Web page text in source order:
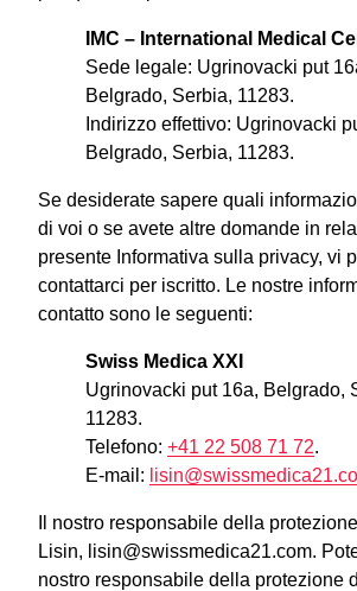
IMC – International Medical
Sede legale: Ugrinovacki put
Belgrado, Serbia, 11283.
Indirizzo effettivo: Ugrinovacki
Belgrado, Serbia, 11283.
Se desiderate sapere quali
di voi o se avete altre domande in
presente Informativa sulla privacy, vi
contattarci per iscritto. Le nostre
contatto sono le seguenti:
Swiss Medica XXI
Ugrinovacki put 16a, Belgrado,
11283.
Telefono: +41 22 508 71 72.
E-mail:
Il nostro responsabile della
Lisin, lisin@swissmedica21.com.
nostro responsabile della protezione